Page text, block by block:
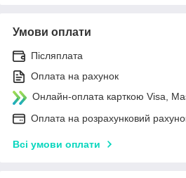
Умови оплати
Післяплата
Оплата на рахунок
Онлайн-оплата карткою Visa,
Оплата на розрахунковий
Всі умови оплати